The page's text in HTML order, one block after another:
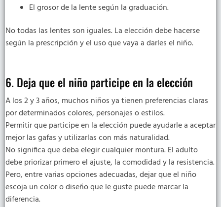
El grosor de la lente según la graduación.
No todas las lentes son iguales. La elección debe hacerse
según la prescripción y el uso que vaya a darles el niño.
6. Deja que el niño participe en la elección
A los 2 y 3 años, muchos niños ya tienen preferencias claras
por determinados colores, personajes o estilos.
Permitir que participe en la elección puede ayudarle a aceptar
mejor las gafas y utilizarlas con más naturalidad.
No significa que deba elegir cualquier montura. El adulto
debe priorizar primero el ajuste, la comodidad y la resistencia.
Pero, entre varias opciones adecuadas, dejar que el niño
escoja un color o diseño que le guste puede marcar la
diferencia.